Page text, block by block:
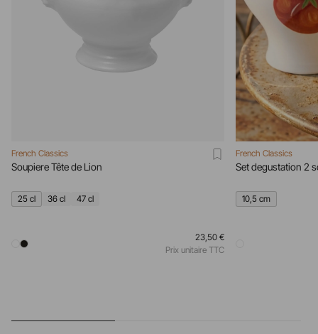
French Classics
Soupiere Tête de Lion
25 cl 36 cl 47 cl
23,50 €
Prix unitaire TTC
French Classics
Set degustation 2
10,5 cm